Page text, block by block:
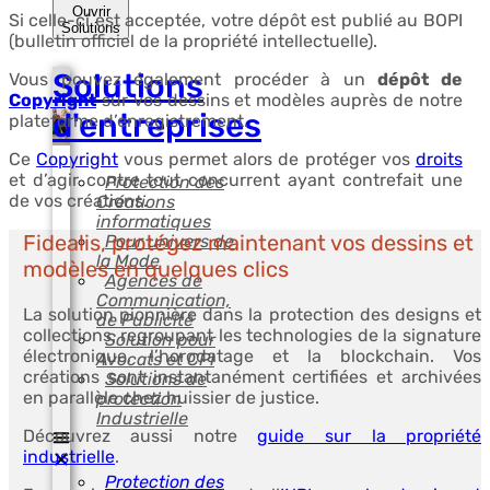
Ouvrir
Solutions
Solutions
d'entreprises
Protection des
Créations
informatiques
Pour univers de
la Mode
Agences de
Communication,
de Publicité
Solution pour
Avocats et CPI
Solutions de
protection
Industrielle
Protection des
Si celle-ci est acceptée, votre dépôt est publié au BOPI
(bulletin officiel de la propriété intellectuelle).
Vous pouvez également procéder à undépôt de
Copyrightsur vos dessins et modèles auprès de notre
plateforme d’enregistrement.
Ce Copyright vous permet alors de protéger vos droits
et d’agir contre tout concurrent ayant contrefait une
de vos créations.
Fidealis, protégez maintenant vos dessins et
modèles en quelques clics
La solution pionnière dans la protection des designs et
collections, regroupant les technologies de la signature
électronique, l’horodatage et la blockchain. Vos
créations sont instantanément certifiées et archivées
en parallèle chez huissier de justice.
Découvrez aussi notreguide sur la propriété
industrielle.